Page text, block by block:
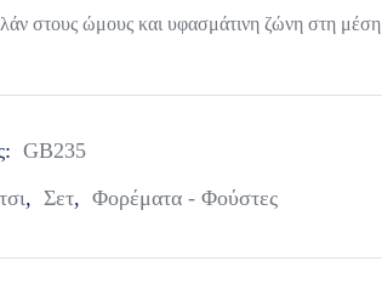
στους ώμους και υφασμάτινη ζώνη στη μέση
GB235
, Σετ, Φορέματα - Φούστες